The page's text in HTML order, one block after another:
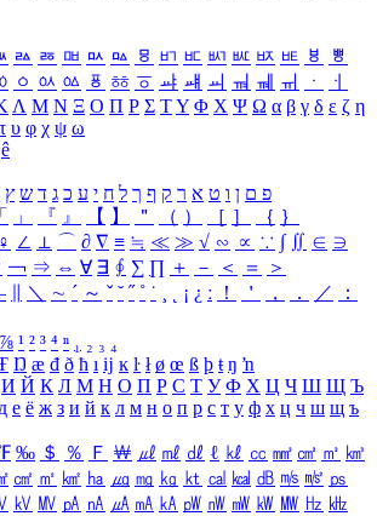
ㅬ ㅭ ㅮ ㅯ ㅰ ㅱ ㅲ ㅳ ㅴ ㅵ ㅶ ㅷ ㅸ
ㅹ
ㆁ ㆂ ㆃ ㆄ ㆅ ㆆ ㆇ ㆈ ㆉ ㆊ ㆋ ㆌ ㆍ
ㆎ
Λ Μ Ν Ξ Ο Π Ρ Σ ΤΥ Φ Χ Ψ Ω α β γ δ ε ζ η
τ υ φ χ ψ ω
ê
פ ם ן ו ט א ר ק ף ך ל ח י ע כ ג ד ש ץ
「 」 『 』 【 】 ＂ （ ） ［ ］ ｛ ｝
♀ ∠ ⊥ ⌒ ∂ ∇ ≡ ≒ ≪ ≫ √ ∽ ∝ ∵ ∫ ∬ ∈ ∋
￢ ⇒ ⇔ ∀ ∃ ∮ ∑ ∏ ＋ － ＜ ＝
＞
＼ ∼ ´ ～ ˇ ˘ ˝ ˚ ˙ ¸ ¡ ¿ ː ！ ＇ ， ． ／
：
⅞ ¹ ² ³ ⁴ ⁿ ₁ ₂ ₃ ₄
Ŋ æ đ ð ħ ı ĳ ĸ ŀ ł ø œ ß þ ŧ ŋ ŉ
И Й К Л М Н О П Р С Т У Ф Х Ц Ч Ш Щ Ъ
е ё ж з и й к л м н о п р с т у ф х ц ч ш щ ъ
‰ ＄ ％ Ｆ ￦ ㎕ ㎖ ㎗ ℓ ㎘ ㏄ ㎣ ㎤ ㎥ ㎦
㎠ ㎡ ㎢ ㏊ ㎍ ㎎ ㎏ ㏏ ㎈ ㎉ ㏈ ㎧ ㎨ ㎰
㎸ ㎹ ㎀ ㎁ ㎂ ㎃ ㎄ ㎺ ㎻ ㎽ ㎾ ㎿ ㎐ ㎑